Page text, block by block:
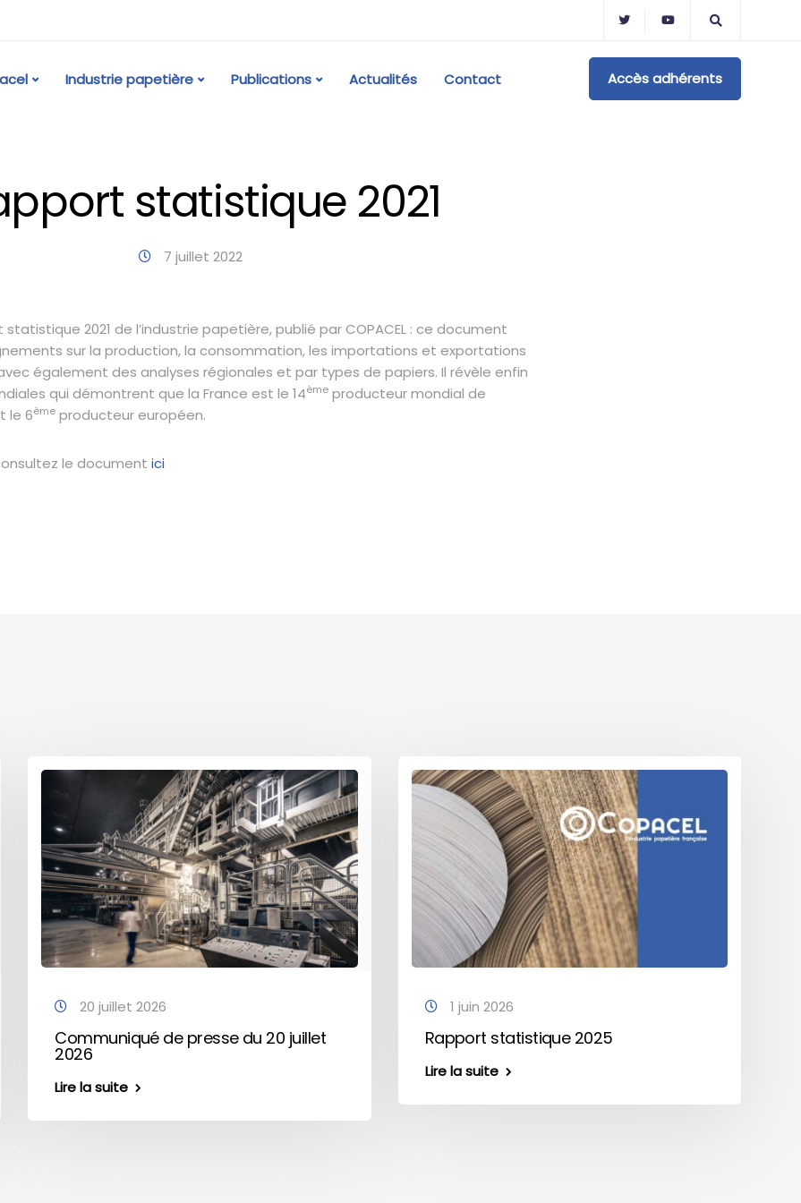
Industrie papetière Publications Actualités Contact Accès adhérents
statistique 2021
7 juillet 2022
2021 de l’industrie papetière, publié par COPACEL : ce document
sur la production, la consommation, les importations et exportations
également des analyses régionales et par types de papiers. Il révèle enfin
qui démontrent que la France est le 14ème producteur mondial de
le 6ème producteur européen.
le documentici
20 juillet 2026
Communiqué de presse du 20 juillet
2026
Lire la suite
1 juin 2026
Rapport statistique 2025
Lire la suite